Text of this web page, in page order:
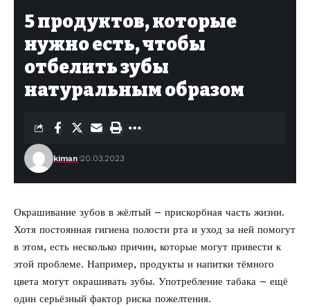
5 продуктов, которые
нужно есть, чтобы
отбелить зубы
натуральным образом
kiman 20.03.2023
Окрашивание зубов в жёлтый – прискорбная часть жизни.
Хотя постоянная гигиена полости рта и уход за ней помогут
в этом, есть несколько причин, которые могут привести к
этой проблеме. Например, продукты и напитки тёмного
цвета могут окрашивать зубы. Употребление табака – ещё
один серьёзный фактор риска пожелтения.